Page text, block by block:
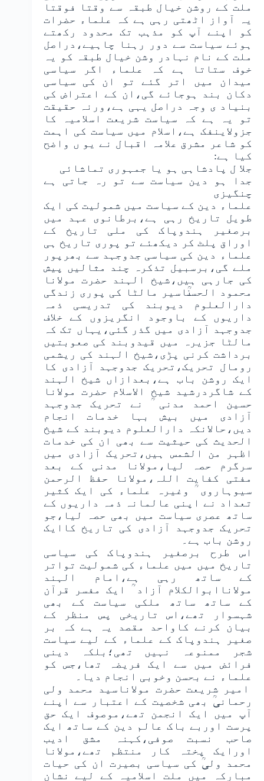
ملت کے روشن خیال طبقہ سے وقتا فوقتا
یہ آواز اٹھتی رہی ہے کہ علماء حضرات
کو اپنے آپ کو مذہب تک محدود رکھتے
ہوئے سیاست سے دور رہنا چاہیے،دراصل
ملت کے نام نہادر وشن خیال طبقہ کو یہ
خوف ستاتا ہے کہ علماء اگر سیاسی
میدان میں اتر گئے تو ان کی سیاسی
دکان بند ہوجائے گی،ان کے اعتراض کی
بنیاد ی وجہ دراصل یہی ہے،ورنہ حقیقت
تو یہ ہے کہ سیاست شریعت اسلامیہ کا
جزولاینفک ہے،اسلام میں سیاست کی اہمت
کو شاعر مشرق علامہ اقبال نے یو ں واضح
کیا ہے:
جلا ل پادشاہی ہو یا جمہوری تماشائی
جدا ہو دین سیاست سے تو رہ جاتی ہے
چنگیزی
علماء دین کے سیاست میں شمولیت کی ایک
طویل تاریخ رہی ہے،برطانوی عہد میں
برصغیر ہندوپاک کی ملی تاریخ کے
اوراق پلٹ کر دیکھئے تو پوری تاریخ ہی
علماء دین کی سیاسی جدوجہد سے بھرپور
ملے گی،برسبیل تذکرہ چند مثالیں پیش
کی جارہی ہیں،شیخ الہند حضرت مولانا
محمود الحسنؒاسیر مالٹا کی پوری زندگی
دارالعلوم دیوبند کی تدریسی ذمہ
داریوں کے باوجود انگریزوں کے خلاف
جدوجہد آزادی میں گذر گئی،یہاں تک کہ
مالٹا جزیرہ میں قیدوبند کی صعوبتیں
برداشت کرنی پڑی،شیخ الہند کی ریشمی
رومال تحریک،تحریک جدوجہد آزادی کا
ایک روشن باب ہے،بعدازاں شیخ الہند
کے شاگردرشید شیخ الاسلام حضرت مولانا
حسین احمد مدنی ؒ نے تحریک جدوجہد
آزادی میں بیش بہا خدمات انجام
دیں،حالانکہ دارالعلوم دیوبند کے شیخ
الحدیث کی حیثیت سے بھی ان کی خدمات
اظہر من الشمس ہیں،تحریک آزادی میں
سرگرم حصہ لیا،مولانا مدنی کے بعد
مفتی کفایت اللہ،مولانا حفظ الرحمن
سیوہاروی ؒ وغیرہ علماء کی ایک کثیر
تعداد نے اپنی عالمانہ ذمہ داریوں کے
ساتھ عصری سیاست میں بھی حصہ لیا،جو
تحریک جدوجہد آزادی کی تاریخ کاایک
روشن باب ہے۔
اس طرح برصغیر ہندوپاک کی سیاسی
تاریخ میں میں علماء کی شمولیت تواتر
کے ساتھ رہی ہے،امام الہند
مولاناابوالکلام آزاد ؒ ایک مفسر قرآن
کے ساتھ ساتھ ملکی سیاست کے بھی
شہسوار تھے،اس تاریخی پس منظر کے
بیان کرنے کاواحد مقصد یہ ہے کہ بر
صغیر ہندوپاک کے علماء کے لیے سیاست
شجر ممنوعہ نہیں تھی؛بلکہ دینی
فرائض میں سے ایک فریضہ تھا،جس کو
علماء نے بحسن وخوبی انجام دیا۔
امیر شریعت حضرت مولاناسید محمد ولی
رحمانیؒ بھی شخصیت کے اعتبار سے اپنے
آپ میں ایک انجمن تھے،موصوف ایک حق
پرست اوربے باک عالم دین کے ساتھ ایک
صاحب نسبت صوفی،کہنہ مشق ادیب
اورایک پختہ کار منتظم تھے،مولانا
محمد ولیؒ کی سیاسی بصیرت ان کی حیات
مبارکہ میں ملت اسلامیہ کے لیے نشان